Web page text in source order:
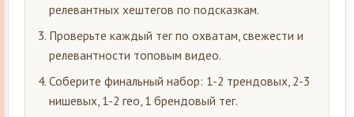
релевантных хештегов по подсказкам.
Проверьте каждый тег по охватам, свежести и
релевантности топовым видео.
Соберите финальный набор: 1-2 трендовых, 2-3
нишевых, 1-2 гео, 1 брендовый тег.